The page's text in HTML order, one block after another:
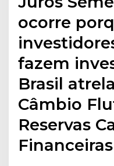
ocorre
fazem
Brasil
Câmbio
Reservas
Financeiras